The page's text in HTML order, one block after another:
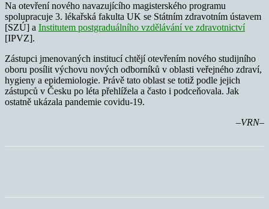
Na otevření nového navazujícího magisterského programu
spolupracuje 3. lékařská fakulta UK se Státním zdravotním ústavem
[SZÚ] a Institutem postgraduálního vzdělávání ve zdravotnictví
[IPVZ].
Zástupci jmenovaných institucí chtějí otevřením nového studijního
oboru posílit výchovu nových odborníků v oblasti veřejného zdraví,
hygieny a epidemiologie. Právě tato oblast se totiž podle jejich
zástupců v Česku po léta přehlížela a často i podceňovala. Jak
ostatně ukázala pandemie covidu-19.
–VRN–